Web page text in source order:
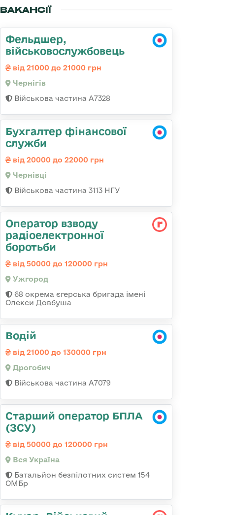
ВАКАНСІЇ
Фельдшер,
військовослужбовець
від 21000 до 21000 грн
Чернігів
Військова частина А7328
Бухгалтер фінансової
служби
від 20000 до 22000 грн
Чернівці
Військова частина 3113 НГУ
Оператор взводу
радіоелектронної
боротьби
від 50000 до 120000 грн
Ужгород
68 окрема єгерська бригада імені
Олекси Довбуша
Водій
від 21000 до 130000 грн
Дрогобич
Військова частина А7079
Старший оператор БПЛА
(ЗСУ)
від 50000 до 120000 грн
Вся Україна
Батальйон безпілотних систем 154
ОМБр